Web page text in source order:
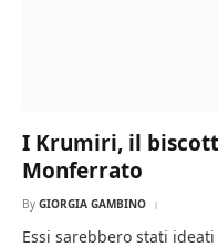
I Krumiri, il
Monferrato
By GIORGIA GAMBINO
Essi sarebbero stati